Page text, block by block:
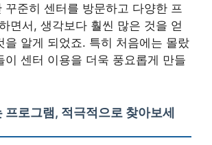
꾸준히 센터를 방문하고 다양한 프
면서, 생각보다 훨씬 많은 것을 얻
을 알게 되었죠. 특히 처음에는 몰랐
이 센터 이용을 더욱 풍요롭게 만들
프로그램, 적극적으로 찾아보세